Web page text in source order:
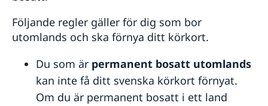
Pension och levnadsintyg
Förnyelse av körkort
Vigsel utomlands
Arv i internationella situationer
Akut hjälp
Reseinformation
Ambassadens reseinformation
Service för svenska företag
Följande regler gäller för dig som bor
utomlands och ska förnya ditt körkort.
Du som är permanent bosatt utomlands
kan inte få ditt svenska körkort förnyat.
Om du är permanent bosatt i ett land